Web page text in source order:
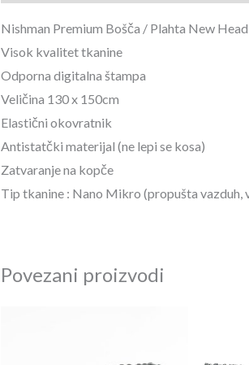
Nishman Premium Bošča / Plahta New Head
Visok kvalitet tkanine
Odporna digitalna štampa
Veličina 130 x 150cm
Elastični okovratnik
Antistatčki materijal (ne lepi se kosa)
Zatvaranje na kopče
Tip tkanine : Nano Mikro (propušta vazduh,
Povezani proizvodi